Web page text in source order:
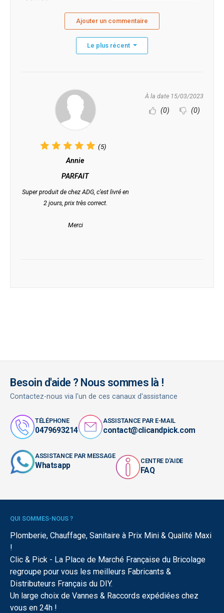
Ajouter un commentaire
Le plus récent
(5)
Annie
PARFAIT
Super produit de chez ADG, c’est livré en
2 jours, prix très correct.
Merci
À la date 15/03/2023
(0) (0)
Besoin d'aide ? Nous sommes là !
Contactez-nous via l'un de ces canaux d'assistance
TÉLÉPHONE
0479693214
ASSISTANCE PAR E-MAIL
contact@clicandpick.com
ASSISTANCE PAR MESSAGE
Whatsapp CENTRE D'AIDE
FAQ
QUI SOMMES-NOUS ?
Plomberie, Chauffage, Sanitaire à Prix Mini & Qualité Maxi
!
Clic & Pick - La Place de Marché Française du Bricolage
regroupe pour vous les meilleurs Fabricants &
Distributeurs Français du DIY.
Un large choix de Vannes & Raccords expédiées chez
vous en 24h !